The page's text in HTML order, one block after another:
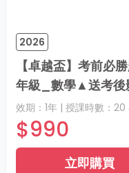
2026
【卓越盃】考前必
年級_數學▲送考後
效期： 1年 | 授課時數： 20
$990
立即購買